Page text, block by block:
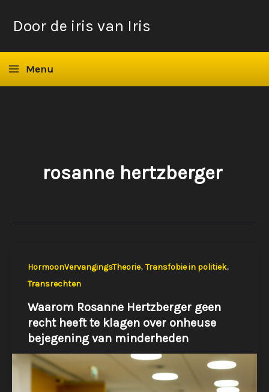
naarDoor de iris van Iris
Menu
rosanne hertzberger
HormoonVervangingsTheorie, Transfobie in politiek,
Transrechten
Waarom Rosanne Hertzberger geen
recht heeft te klagen over onheuse
bejegening van minderheden